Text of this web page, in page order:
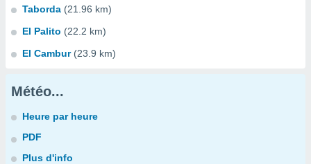
Taborda (21.96 km)
El Palito (22.2 km)
El Cambur (23.9 km)
Météo...
Heure par heure
PDF
Plus d'info